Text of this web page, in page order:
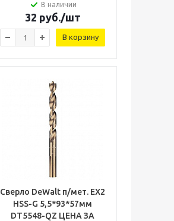
В наличии
32 руб./шт
В корзину
Сверло DeWalt п/мет. EX2
HSS-G 5,5*93*57мм
DT5548-QZ ЦЕНА ЗА